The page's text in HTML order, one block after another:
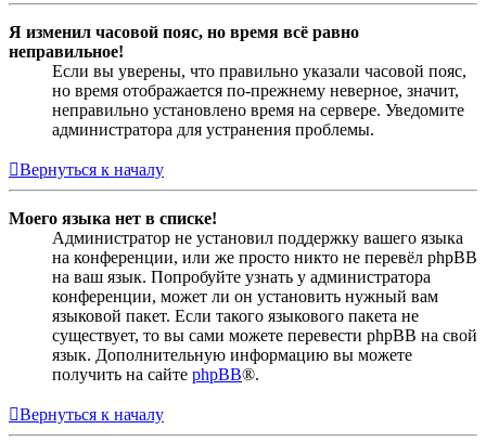
Я изменил часовой пояс, но время всё равно
неправильное!
Если вы уверены, что правильно указали часовой пояс,
но время отображается по-прежнему неверное, значит,
неправильно установлено время на сервере. Уведомите
администратора для устранения проблемы.
Вернуться к началу
Моего языка нет в списке!
Администратор не установил поддержку вашего языка
на конференции, или же просто никто не перевёл phpBB
на ваш язык. Попробуйте узнать у администратора
конференции, может ли он установить нужный вам
языковой пакет. Если такого языкового пакета не
существует, то вы сами можете перевести phpBB на свой
язык. Дополнительную информацию вы можете
получить на сайте phpBB®.
Вернуться к началу